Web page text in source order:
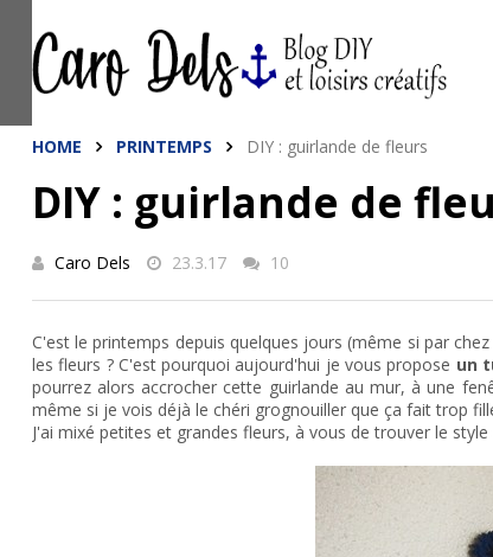
HOME PRINTEMPS DIY : guirlande de fleurs
DIY : guirlande de
Caro Dels 23.3.17 10
C'est le printemps depuis quelques jours (même si par
les fleurs ? C'est pourquoi aujourd'hui je vous propose un
pourrez alors accrocher cette guirlande au mur, à une
même si je vois déjà le chéri grognouiller que ça fait trop
J'ai mixé petites et grandes fleurs, à vous de trouver le
This site uses cookies from
are shared with Google along
statistics, and to detect and